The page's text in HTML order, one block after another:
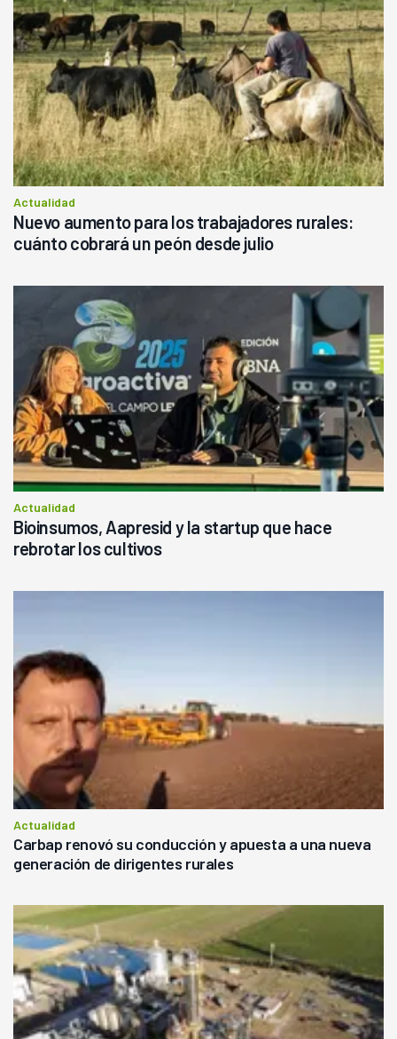
Actualidad
Nuevo aumento para los trabajadores rurales:
cuánto cobrará un peón desde julio
Actualidad
Bioinsumos, Aapresid y la startup que hace
rebrotar los cultivos
Actualidad
Carbap renovó su conducción y apuesta a una nueva
generación de dirigentes rurales